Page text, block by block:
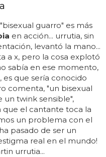
guarro" es más
en acción... urrutia, sin
levantó la mano...
a x, pero la cosa explotó
sabía en ese momento,
es que sería conocido
comenta, "un bisexual
un twink sensible",
el cantante toca la
un problema con el
pasado de ser un
real en el mundo!
urrutia...